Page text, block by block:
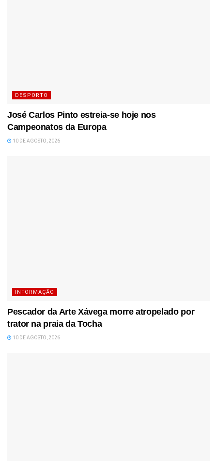
DESPORTO
José Carlos Pinto estreia-se hoje nos
Campeonatos da Europa
10 DE AGOSTO, 2026
INFORMAÇÃO
Pescador da Arte Xávega morre atropelado por
trator na praia da Tocha
10 DE AGOSTO, 2026